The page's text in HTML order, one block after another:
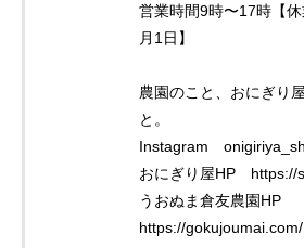
営業時間9時〜17時【
月1日】
農園のこと、おにぎり
と。
Instagram
おにぎり屋HP https://
うおぬま倉友農園HP
https://gokujoumai.com/